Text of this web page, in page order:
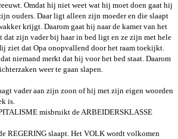
Omdat hij niet weet wat hij moet doen gaat hij
ouders. Daar ligt alleen zijn moeder en die slaapt
krijgt. Daarom gaat hij naar de kamer van het
dat zijn vader bij haar in bed ligt en ze zijn met hele
ziet dat Opa onopvallend door het raam toekijkt.
niemand merkt dat hij voor het bed staat. Daarom
weer te gaan slapen.
vader aan zijn zoon of hij met zijn eigen woorden
is.
misbruikt de ARBEIDERSKLASSE
REGERING slaapt. Het VOLK wordt volkomen